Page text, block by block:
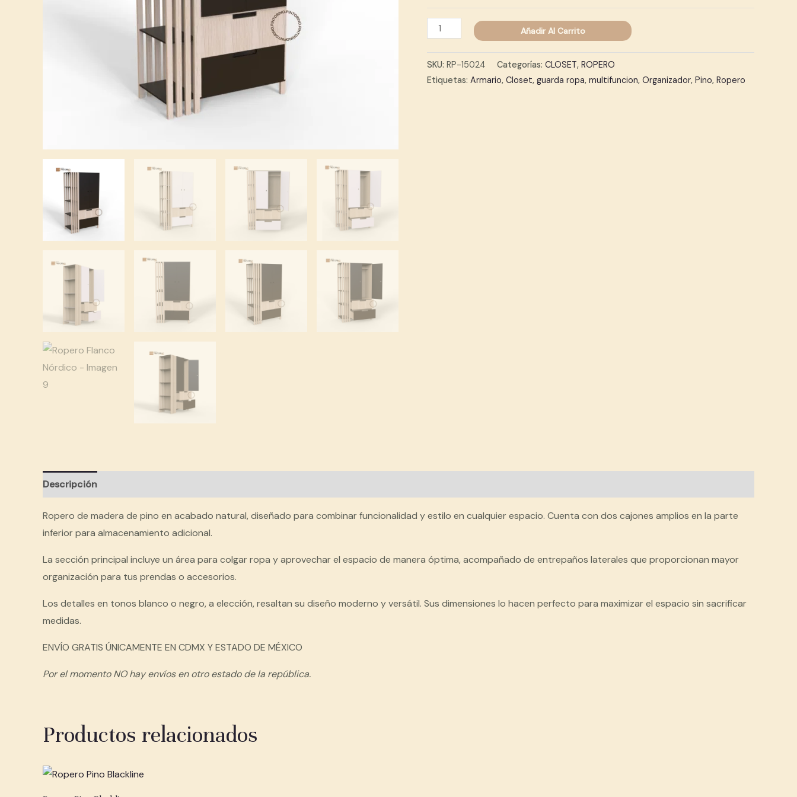
Ropero
Flanco
Nórdico
cantidad
Añadir Al Carrito
SKU: RP-15024 Categorías: CLOSET, ROPERO
Etiquetas: Armario, Closet, guarda ropa, multifuncion, Organizador, Pino, Ropero
Descripción
Ropero de madera de pino en acabado natural, diseñado para combinar funcionalidad y estilo en cualquier espacio. Cuenta con dos cajones amplios en la parte
inferior para almacenamiento adicional.
La sección principal incluye un área para colgar ropa y aprovechar el espacio de manera óptima, acompañado de entrepaños laterales que proporcionan mayor
organización para tus prendas o accesorios.
Los detalles en tonos blanco o negro, a elección, resaltan su diseño moderno y versátil. Sus dimensiones lo hacen perfecto para maximizar el espacio sin sacrificar
medidas.
ENVÍO GRATIS ÚNICAMENTE EN CDMX Y ESTADO DE MÉXICO
Por el momento NO hay envíos en otro estado de la república.
Productos relacionados